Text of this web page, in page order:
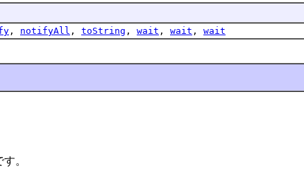
, notifyAll , toString , wait , wait , wait
。